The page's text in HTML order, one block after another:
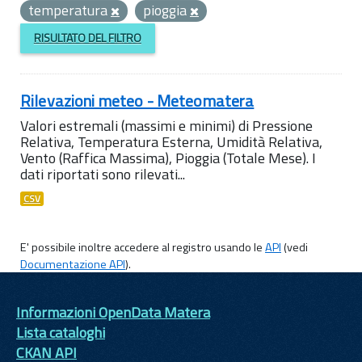
temperatura
pioggia
RISULTATO DEL FILTRO
Rilevazioni meteo - Meteomatera
Valori estremali (massimi e minimi) di Pressione
Relativa, Temperatura Esterna, Umidità Relativa,
Vento (Raffica Massima), Pioggia (Totale Mese). I
dati riportati sono rilevati...
CSV
E' possibile inoltre accedere al registro usando leAPI(vedi
Documentazione API).
Informazioni OpenData Matera
Lista cataloghi
CKAN API